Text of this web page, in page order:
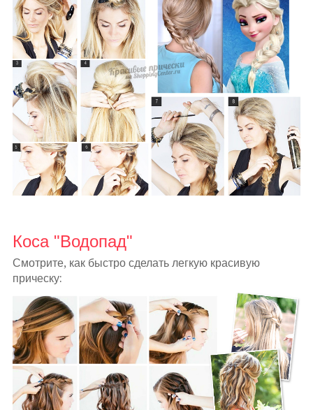
Коса "Водопад"
Смотрите, как быстро сделать легкую красивую
прическу: